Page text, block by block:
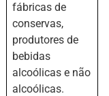
fábricas de
conservas,
produtores de
bebidas
alcoólicas e não
alcoólicas.